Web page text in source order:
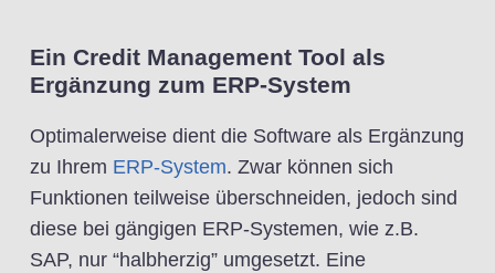
Ein Credit Management Tool als
Ergänzung zum ERP-System
Optimalerweise dient die Software als Ergänzung
zu Ihrem ERP-System. Zwar können sich
Funktionen teilweise überschneiden, jedoch sind
diese bei gängigen ERP-Systemen, wie z.B.
SAP, nur “halbherzig” umgesetzt. Eine